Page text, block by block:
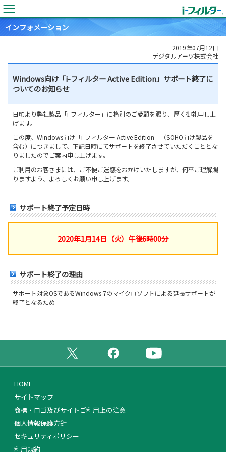
インフォメーション
2019年07月12日
デジタルアーツ株式会社
Windows向け「i-フィルター Active Edition」サポート終了に
ついてのお知らせ
日頃より弊社製品「i-フィルター」に格別のご愛顧を賜り、厚く御礼申し上
げます。
この度、Windows向け「i-フィルター Active Edition」（SOHO向け製品を
含む）につきまして、下記日時にてサポートを終了させていただくこととな
りましたのでご案内申し上げます。
ご利用のお客さまには、ご不便ご迷惑をおかけいたしますが、何卒ご理解賜
りますよう、よろしくお願い申し上げます。
サポート終了予定日時
2020年1月14日（火）午後6時00分
サポート終了の理由
サポート対象OSであるWindows 7のマイクロソフトによる延長サポートが
終了となるため
公式X（旧Twitter）ページ
公式Facebookページ
HOME
サイトマップ
商標・ロゴ及びサイトご利用上の注意
個人情報保護方針
セキュリティポリシー
利用規約